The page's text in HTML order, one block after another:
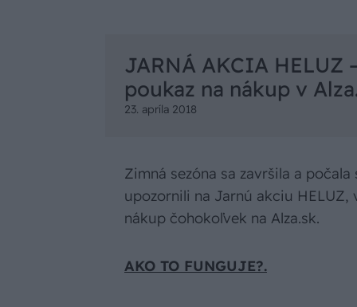
JARNÁ AKCIA HELUZ
poukaz na nákup v
23. apríla 2018
Zimná sezóna sa završila a
upozornili na Jarnú akciu
nákup čohokoľvek na Alza.sk.
AKO TO FUNGUJE?.